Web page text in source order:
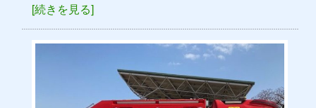
[続きを見る]